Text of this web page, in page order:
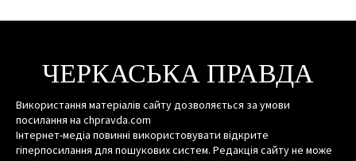
ЧЕРКАСЬКА ПРАВДА
Використання матеріалів сайту дозволяється за умови
посилання на chpravda.com
Інтернет-медіа повинні використовувати відкрите
гіперпосилання для пошукових систем. Редакція сайту не може